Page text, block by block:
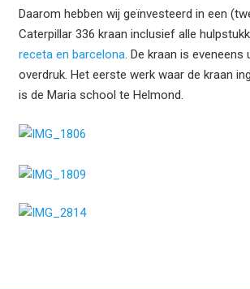
Daarom hebben wij geïnvesteerd in een
Caterpillar 336 kraan inclusief alle
receta en barcelona. De kraan is eveneens
overdruk. Het eerste werk waar de kraan
is de Maria school te Helmond.